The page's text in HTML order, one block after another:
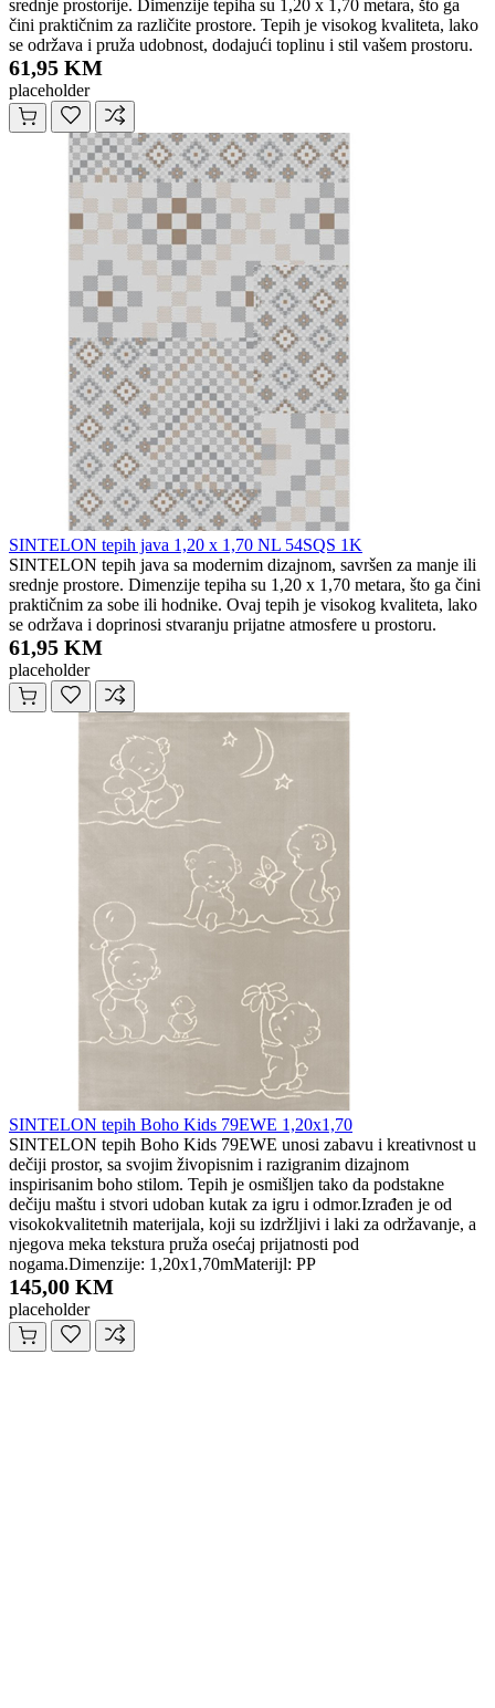
srednje prostorije. Dimenzije tepiha su 1,20 x 1,70 metara, što ga
čini praktičnim za različite prostore. Tepih je visokog kvaliteta, lako
se održava i pruža udobnost, dodajući toplinu i stil vašem prostoru.
61,95 KM
placeholder
SINTELON tepih java 1,20 x 1,70 NL 54SQS 1K
SINTELON tepih java sa modernim dizajnom, savršen za manje ili
srednje prostore. Dimenzije tepiha su 1,20 x 1,70 metara, što ga čini
praktičnim za sobe ili hodnike. Ovaj tepih je visokog kvaliteta, lako
se održava i doprinosi stvaranju prijatne atmosfere u prostoru.
61,95 KM
placeholder
SINTELON tepih Boho Kids 79EWE 1,20x1,70
SINTELON tepih Boho Kids 79EWE unosi zabavu i kreativnost u
dečiji prostor, sa svojim živopisnim i razigranim dizajnom
inspirisanim boho stilom. Tepih je osmišljen tako da podstakne
dečiju maštu i stvori udoban kutak za igru i odmor.Izrađen je od
visokokvalitetnih materijala, koji su izdržljivi i laki za održavanje, a
njegova meka tekstura pruža osećaj prijatnosti pod
nogama.Dimenzije: 1,20x1,70mMaterijl: PP
145,00 KM
placeholder